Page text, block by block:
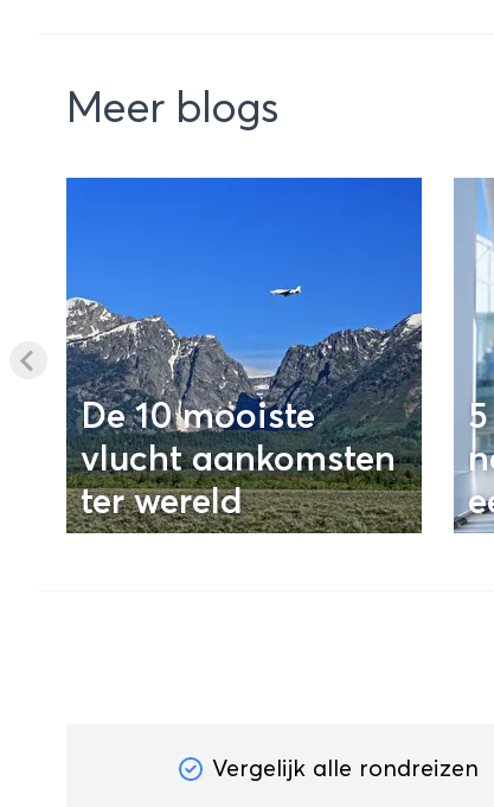
Meer blogs
De 10 mooiste
vlucht aankomsten
ter wereld
Vergelijk alle rondreizen